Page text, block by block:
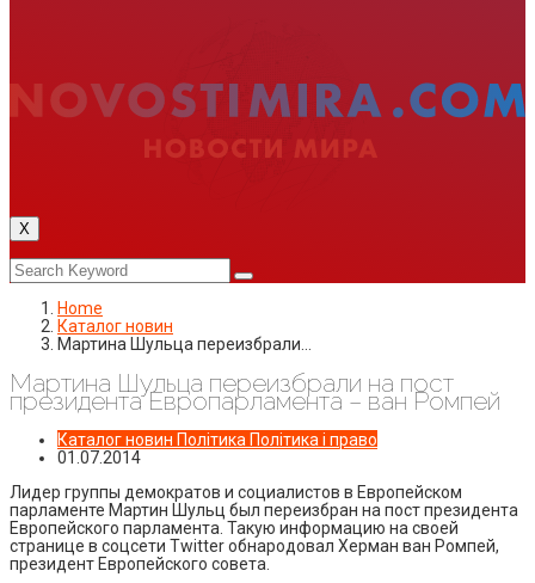
X
Home
Каталог новин
Мартина Шульца переизбрали…
Мартина Шульца переизбрали на пост
президента Европарламента – ван Ромпей
Каталог новин Політика Політика і право
01.07.2014
Лидер группы демократов и социалистов в Европейском
парламенте Мартин Шульц был переизбран на пост президента
Европейского парламента. Такую информацию на своей
странице в соцсети Twitter обнародовал Херман ван Ромпей,
президент Европейского совета.